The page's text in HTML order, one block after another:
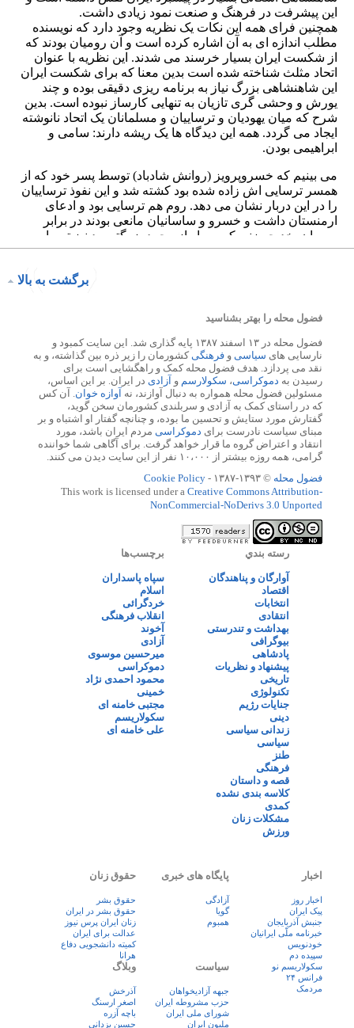
برگشت به بالا
فضول محله را بهتر بشناسید
فضول محله در ۱۳ اسفند ۱۳۸۷ پایه گذاری شد. این سایت کمبود و
نارسایی های سیاسی و فرهنگی کشورمان را زیر ذره بین گذاشته، و به
نقد می پردازد. هدف فضول محله کمک و راهگشایی است برای
رسیدن به دموکراسی، سکولارسم و آزادی در ایران. بر این اساس،
مسئولین فضول محله همواره به دنبال آوازند، نه آوازه خوان . آن کس
که در راستای کمک به آزادی و سربلندی کشورمان سخن گوید،
گفتارش مورد ستایش و تحسین ما بوده، و چنانچه گفتار او اشتباه و بر
مبنای سیاست نادرست برای دموکراسی مردم ایران باشد، مورد
انتقاد و اعتراض گروه ما قرار خواهد گرفت. برای آگاهی شما خواننده
گرامی، همه روزه بیشتر از ۱۰،۰۰۰ نفر از این سایت دیدن می کنند.
فضول محله © ۱۳۹۳-۱۳۸۷ -
Cookie Policy
This work is licensed under a Creative Commons Attribution-
NonCommercial-NoDerivs 3.0 Unported
رسته بندي
آوارگان و پناهندگان
اقتصاد
انتخابات
انتقادی
بهداشت و تندرستی
بیوگرافی
پادشاهی
پیشنهاد و نظریات
تاریخی
تکنولوژی
جنایات رژیم
دینی
زندانی سیاسی
سیاسی
طنز
فرهنگی
قصه و داستان
کلاسه بندی نشده
کمدی
مشکلات زنان
ورزش
برچسب‌ها
سپاه پاسداران
اسلام
خردگرائی
انقلاب فرهنگی
آخوند
آزادی
میرحسین موسوی
دموکراسی
محمود احمدی نژاد
خمینی
مجتبی خامنه ای
سکولاریسم
علی خامنه ای
اخبار
اخبار روز
پيک ايران
جنبش آذربایجان
خبرنامه ملّی ایرانیان
خودنویس
سپیده دم
سکولاریسم نو
فرانس ۲۴
مردمک
پایگاه های خبری
آزادگی
گویا
همبوم
حقوق زنان
حقوق بشر
حقوق بشر در ایران
زنان ايران پرس نيوز
عدالت برای ایران
کمیته دانشجویی دفاع
هرانا
سیاست
جبهه آزادیخواهان
حزب مشروطه ایران
شورای ملی ایران
ملیون ایران
وبلاگ
آذرخش
اصغر ارسنگ
باچه آزره
حسین یزدانی